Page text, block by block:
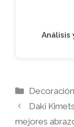
Análisis
Categorías
Daki
mejores